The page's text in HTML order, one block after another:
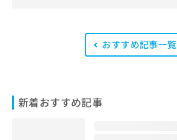
います。
おすすめ記事一覧
新着おすすめ記事